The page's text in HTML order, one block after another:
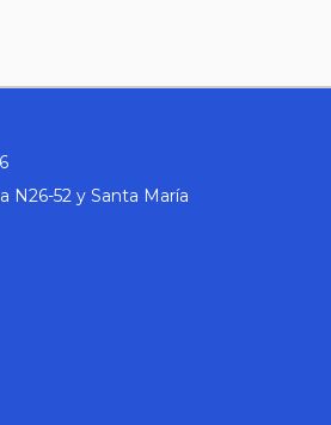
N26-52 y Santa María